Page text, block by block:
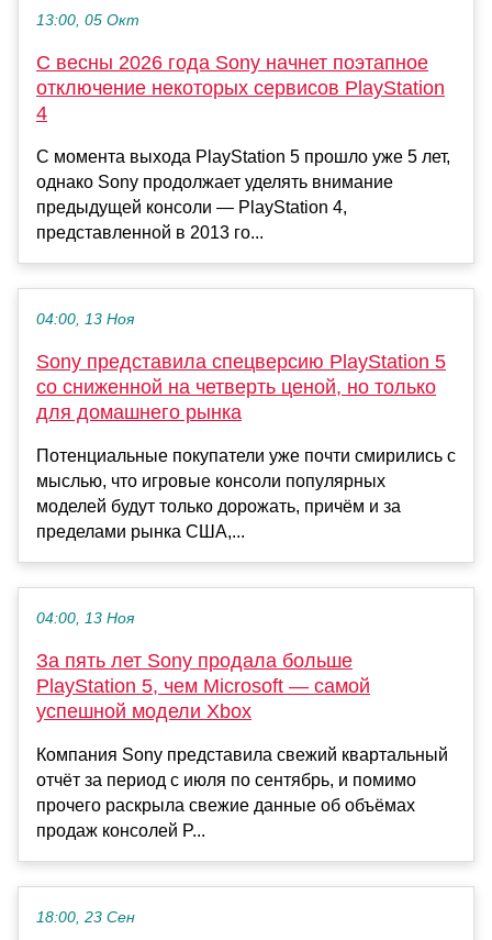
13:00, 05 Окт
С весны 2026 года Sony начнет поэтапное
отключение некоторых сервисов PlayStation
4
С момента выхода PlayStation 5 прошло уже 5 лет,
однако Sony продолжает уделять внимание
предыдущей консоли — PlayStation 4,
представленной в 2013 го...
04:00, 13 Ноя
Sony представила спецверсию PlayStation 5
со сниженной на четверть ценой, но только
для домашнего рынка
Потенциальные покупатели уже почти смирились с
мыслью, что игровые консоли популярных
моделей будут только дорожать, причём и за
пределами рынка США,...
04:00, 13 Ноя
За пять лет Sony продала больше
PlayStation 5, чем Microsoft — самой
успешной модели Xbox
Компания Sony представила свежий квартальный
отчёт за период с июля по сентябрь, и помимо
прочего раскрыла свежие данные об объёмах
продаж консолей P...
18:00, 23 Сен